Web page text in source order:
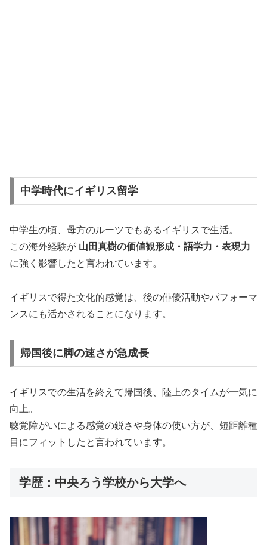
中学時代にイギリス留学
中学生の頃、母方のルーツでもあるイギリスで生活。
この海外経験が 山田真樹の価値観形成・語学力・表現力
に強く影響したと言われています。
イギリスで得た文化的感覚は、後の俳優活動やパフォーマ
ンスにも活かされることになります。
帰国後に脚の速さが急成長
イギリスでの生活を終えて帰国後、陸上のタイムが一気に
向上。
聴覚障がいによる感覚の鋭さや身体の使い方が、短距離種
目にフィットしたと言われています。
学歴：中央ろう学校から大学へ